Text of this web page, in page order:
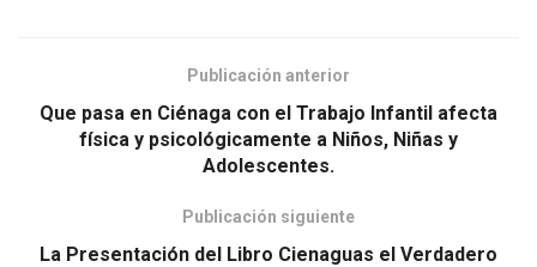
Publicación anterior
Que pasa en Ciénaga con el Trabajo Infantil afecta
física y psicológicamente a Niños, Niñas y
Adolescentes.
Publicación siguiente
La Presentación del Libro Cienaguas el Verdadero